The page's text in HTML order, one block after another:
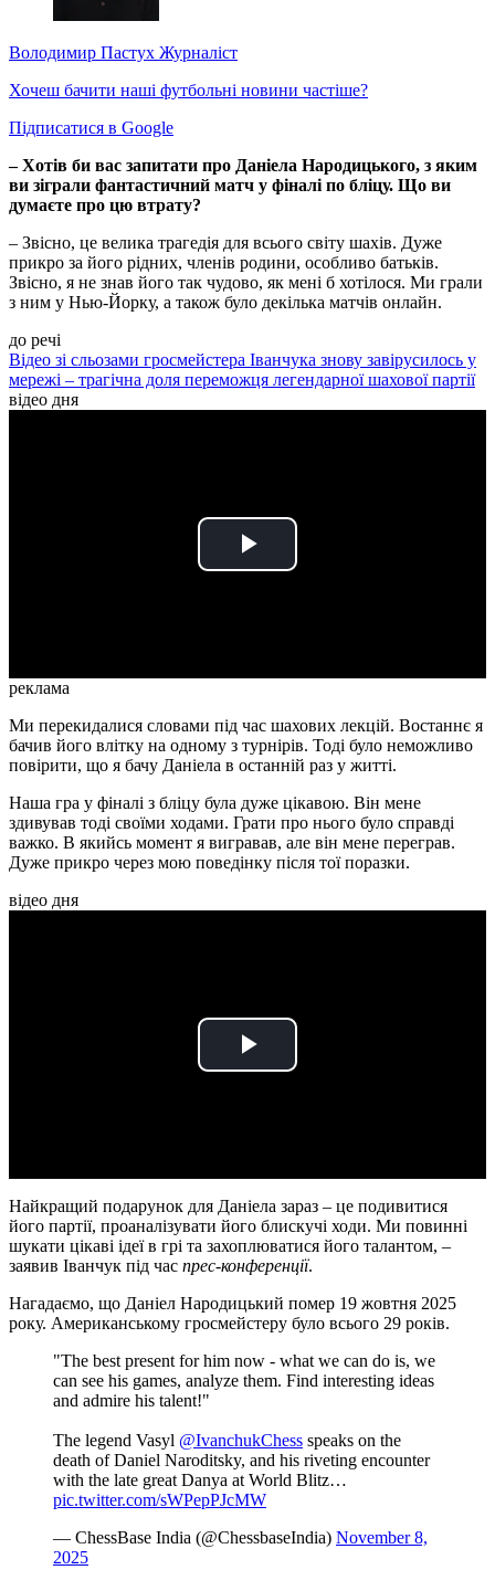
Володимир Пастух Журналіст
Хочеш бачити наші футбольні новини частіше?
Підписатися в Google
– Хотів би вас запитати про Даніела Народицького, з яким
ви зіграли фантастичний матч у фіналі по бліцу. Що ви
думаєте про цю втрату?
– Звісно, це велика трагедія для всього світу шахів. Дуже
прикро за його рідних, членів родини, особливо батьків.
Звісно, я не знав його так чудово, як мені б хотілося. Ми грали
з ним у Нью-Йорку, а також було декілька матчів онлайн.
до речі
Відео зі сльозами гросмейстера Іванчука знову завірусилось у
мережі – трагічна доля переможця легендарної шахової партії
відео дня
Play
реклама
Ми перекидалися словами під час шахових лекцій. Востаннє я
бачив його влітку на одному з турнірів. Тоді було неможливо
повірити, що я бачу Даніела в останній раз у житті.
Наша гра у фіналі з бліцу була дуже цікавою. Він мене
здивував тоді своїми ходами. Грати про нього було справді
важко. В якийсь момент я вигравав, але він мене переграв.
Дуже прикро через мою поведінку після тої поразки.
відео дня
Play
Найкращий подарунок для Даніела зараз – це подивитися
його партії, проаналізувати його блискучі ходи. Ми повинні
шукати цікаві ідеї в грі та захоплюватися його талантом, –
заявив Іванчук під час прес-конференції.
Нагадаємо, що Даніел Народицький помер 19 жовтня 2025
року. Американському гросмейстеру було всього 29 років.
"The best present for him now - what we can do is, we
can see his games, analyze them. Find interesting ideas
and admire his talent!"
The legend Vasyl @IvanchukChess speaks on the
death of Daniel Naroditsky, and his riveting encounter
with the late great Danya at World Blitz…
pic.twitter.com/sWPepPJcMW
— ChessBase India (@ChessbaseIndia) November 8,
2025